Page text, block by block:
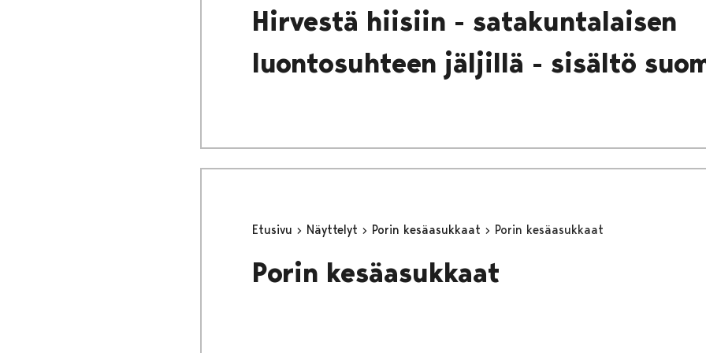
Hirvestä hiisiin - satakuntalaisen
luontosuhteen jäljillä - sisältö
Etusivu Näyttelyt Porin kesäasukkaat Porin kesäasukkaat
Porin kesäasukkaat